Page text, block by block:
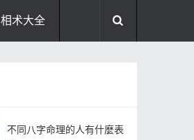
相术大全
不同八字命理的人有什麼表